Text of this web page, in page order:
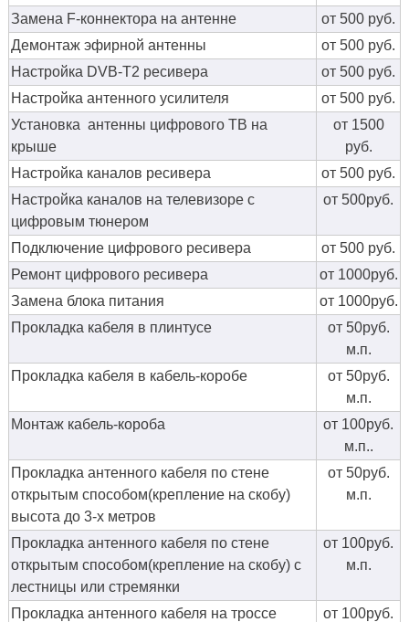
Замена F-коннектора на антенне
от 500 руб.
Демонтаж эфирной антенны
от 500 руб.
Настройка DVB-T2 ресивера
от 500 руб.
Настройка антенного усилителя
от 500 руб.
Установка антенны цифрового ТВ на
крыше
от 1500
руб.
Настройка каналов ресивера
от 500 руб.
Настройка каналов на телевизоре с
цифровым тюнером
от 500руб.
Подключение цифрового ресивера
от 500 руб.
Ремонт цифрового ресивера
от 1000руб.
Замена блока питания
от 1000руб.
Прокладка кабеля в плинтусе
от 50руб.
м.п.
Прокладка кабеля в кабель-коробе
от 50руб.
м.п.
Монтаж кабель-короба
от 100руб.
м.п..
Прокладка антенного кабеля по стене
открытым способом(крепление на скобу)
высота до 3-х метров
от 50руб.
м.п.
Прокладка антенного кабеля по стене
открытым способом(крепление на скобу) с
лестницы или стремянки
от 100руб.
м.п.
Прокладка антенного кабеля на троссе
от 100руб.